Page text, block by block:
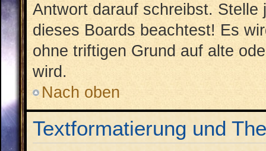
Antwort darauf schreibst.
dieses Boards beachtest! Es
ohne triftigen Grund auf alte
wird.
Nach oben
Textformatierung und